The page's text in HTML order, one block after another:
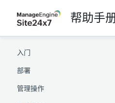
帮助手
入门
概述
术语表
部署
Full-Stack Agent
管理操作